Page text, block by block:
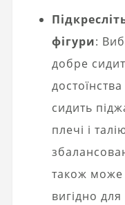
фігури:
добре
сидить
плечі і
також може
вигідно